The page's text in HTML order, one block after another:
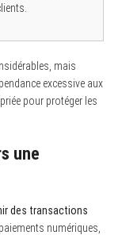
mais
excessive aux
pour protéger les
une
des transactions
numériques,